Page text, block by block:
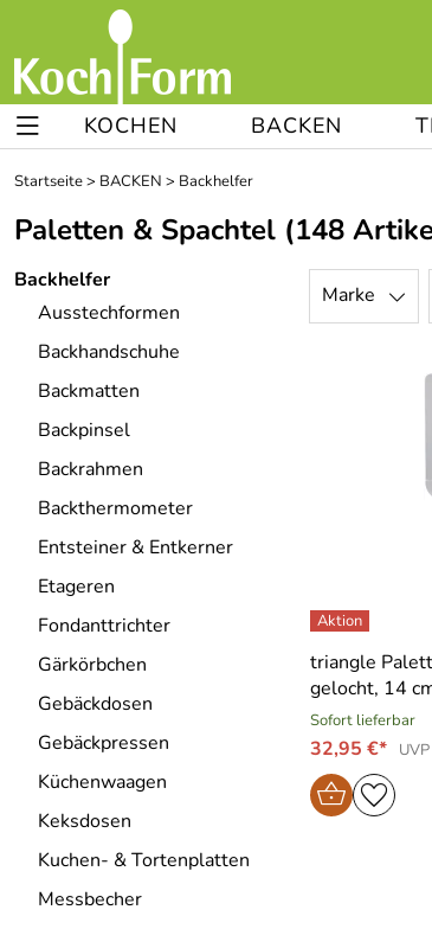
KOCHEN BACKEN
Startseite> BACKEN > Backhelfer
Paletten & Spachtel (148
Backhelfer
Ausstechformen
Backhandschuhe
Backmatten
Backpinsel
Backrahmen
Backthermometer
Entsteiner & Entkerner
Etageren
Fondanttrichter
Gärkörbchen
Gebäckdosen
Gebäckpressen
Küchenwaagen
Keksdosen
Kuchen- & Tortenplatten
Messbecher
Marke
triangle
gelocht, 14
Sofort lieferbar
32,95 €*